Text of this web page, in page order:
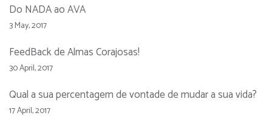
Do NADA ao AVA
3 May, 2017
FeedBack de Almas Corajosas!
30 April, 2017
Qual a sua percentagem de vontade de mudar a sua vida?
17 April, 2017